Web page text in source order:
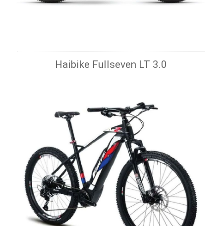
Haibike Fullseven LT 3.0